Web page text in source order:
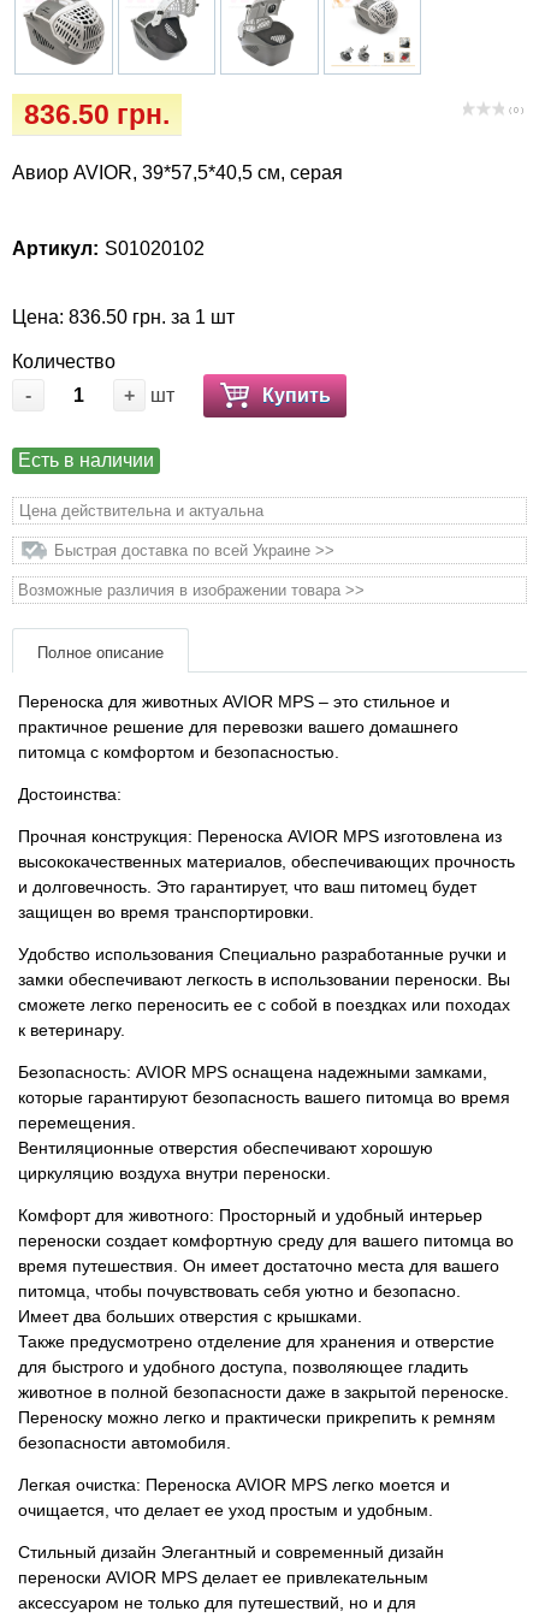
( 0 )
836.50 грн.
Авиор AVIOR, 39*57,5*40,5 см, серая
Артикул: S01020102
Цена: 836.50 грн. за 1 шт
Количество
-
+ шт Купить
Есть в наличии
Цена действительна и актуальна
Быстрая доставка по всей Украине >>
Возможные различия в изображении товара >>
Полное описание
Переноска для животных AVIOR MPS – это стильное и
практичное решение для перевозки вашего домашнего
питомца с комфортом и безопасностью.
Достоинства:
Прочная конструкция: Переноска AVIOR MPS изготовлена ​​из
высококачественных материалов, обеспечивающих прочность
и долговечность. Это гарантирует, что ваш питомец будет
защищен во время транспортировки.
Удобство использования Специально разработанные ручки и
замки обеспечивают легкость в использовании переноски. Вы
сможете легко переносить ее с собой в поездках или походах
к ветеринару.
Безопасность: AVIOR MPS оснащена надежными замками,
которые гарантируют безопасность вашего питомца во время
перемещения.
Вентиляционные отверстия обеспечивают хорошую
циркуляцию воздуха внутри переноски.
Комфорт для животного: Просторный и удобный интерьер
переноски создает комфортную среду для вашего питомца во
время путешествия. Он имеет достаточно места для вашего
питомца, чтобы почувствовать себя уютно и безопасно.
Имеет два больших отверстия с крышками.
Также предусмотрено отделение для хранения и отверстие
для быстрого и удобного доступа, позволяющее гладить
животное в полной безопасности даже в закрытой переноске.
Переноску можно легко и практически прикрепить к ремням
безопасности автомобиля.
Легкая очистка: Переноска AVIOR MPS легко моется и
очищается, что делает ее уход простым и удобным.
Стильный дизайн Элегантный и современный дизайн
переноски AVIOR MPS делает ее привлекательным
аксессуаром не только для путешествий, но и для
Лакомство и корма
Vet Diet Canine Wet – ветеринарные диеты
для собак
Лежаки, домики, охлаждая коврики
Миски, автокормушки, поилки
Одежда и обувь
Переноски, сумки, клетки
Послеоперационные средства и
расходные материалы
Подарочные сертификаты
Товары для голубей
Товары для грызунов
Товары для лошадей
Товары для людей
Хозряд - хозтовары оптом
Популярные зоотовары
Архив / Снято с производства